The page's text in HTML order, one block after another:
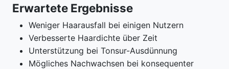
Erwartete Ergebnisse
Weniger Haarausfall bei einigen Nutzern
Verbesserte Haardichte über Zeit
Unterstützung bei Tonsur-Ausdünnung
Mögliches Nachwachsen bei konsequenter